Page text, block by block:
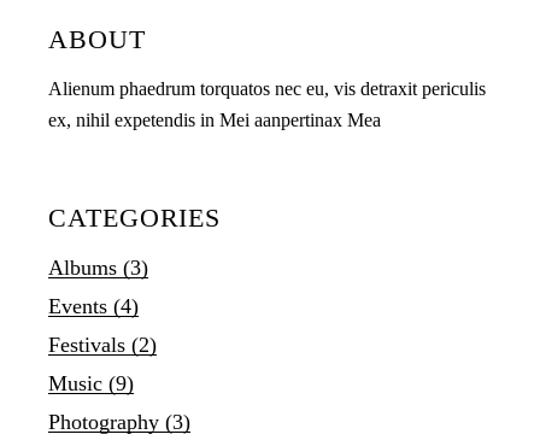
ABOUT
Alienum phaedrum torquatos nec eu, vis detraxit periculis
ex, nihil expetendis in Mei aanpertinax Mea
CATEGORIES
Albums (3)
Events (4)
Festivals (2)
Music (9)
Photography (3)